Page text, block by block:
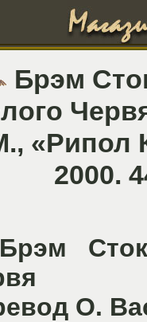
Брэм
«Рипол
2000.
О.